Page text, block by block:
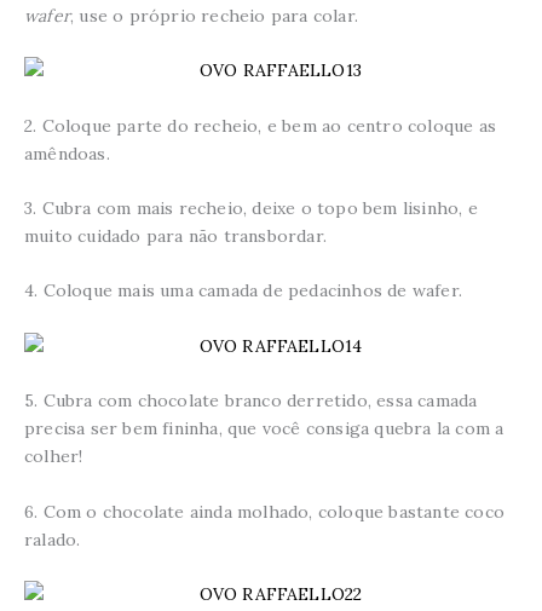
wafer, use o próprio recheio para colar.
2. Coloque parte do recheio, e bem ao centro coloque as
amêndoas.
3. Cubra com mais recheio, deixe o topo bem lisinho, e
muito cuidado para não transbordar.
4. Coloque mais uma camada de pedacinhos de wafer.
5. Cubra com chocolate branco derretido, essa camada
precisa ser bem fininha, que você consiga quebra la com a
colher!
6. Com o chocolate ainda molhado, coloque bastante coco
ralado.